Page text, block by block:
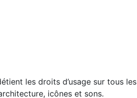
les droits d’usage sur tous les
icônes et sons.